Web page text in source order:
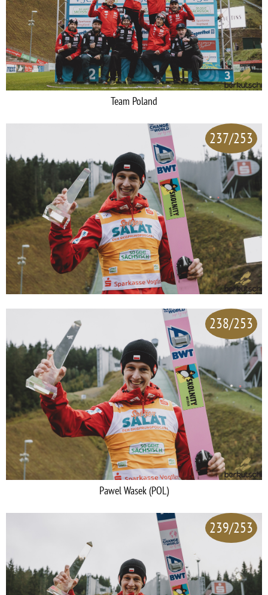
Team Poland
237/253
238/253
Pawel Wasek (POL)
239/253